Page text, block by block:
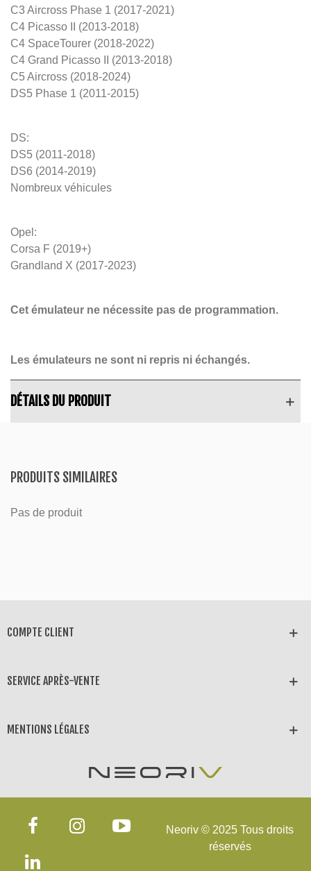
C3 Aircross Phase 1 (2017-2021)
C4 Picasso II (2013-2018)
C4 SpaceTourer (2018-2022)
C4 Grand Picasso II (2013-2018)
C5 Aircross (2018-2024)
DS5 Phase 1 (2011-2015)
DS:
DS5 (2011-2018)
DS6 (2014-2019)​
Nombreux véhicules
Opel:
Corsa F (2019+)
Grandland X (2017-2023)
Cet émulateur ne nécessite pas de programmation.
Les émulateurs ne sont ni repris ni échangés.
DÉTAILS DU PRODUIT
PRODUITS SIMILAIRES
Pas de produit
COMPTE CLIENT
SERVICE APRÈS-VENTE
MENTIONS LÉGALES
Neoriv © 2025 Tous droits
réservés